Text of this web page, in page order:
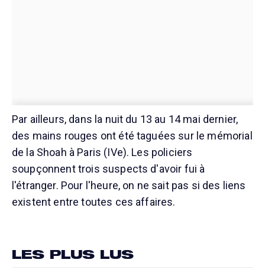
Par ailleurs, dans la nuit du 13 au 14 mai dernier,
des mains rouges ont été taguées sur le mémorial
de la Shoah à Paris (IVe). Les policiers
soupçonnent trois suspects d'avoir fui à
l'étranger. Pour l'heure, on ne sait pas si des liens
existent entre toutes ces affaires.
LES PLUS LUS